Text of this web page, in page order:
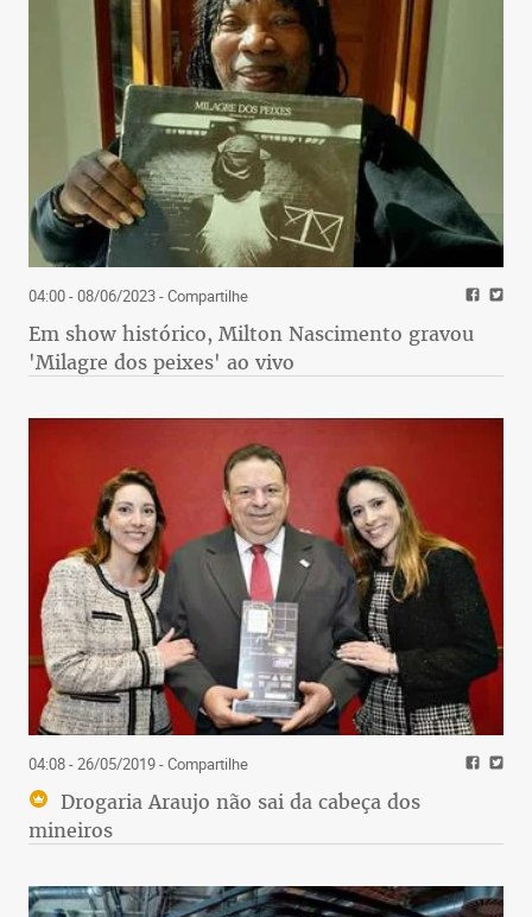
04:00 - 08/06/2023- Compartilhe
Em show histórico, Milton Nascimento gravou
'Milagre dos peixes' ao vivo
04:08 - 26/05/2019- Compartilhe
Drogaria Araujo não sai da cabeça dos
mineiros